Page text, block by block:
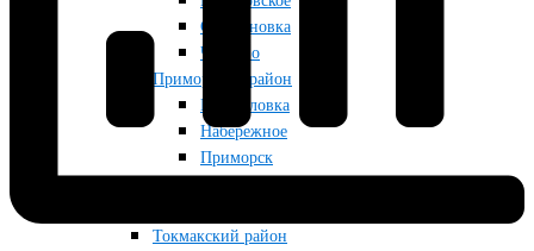
Строгановка
Чкалово
Приморский район
Мануйловка
Набережное
Приморск
Токмакский район